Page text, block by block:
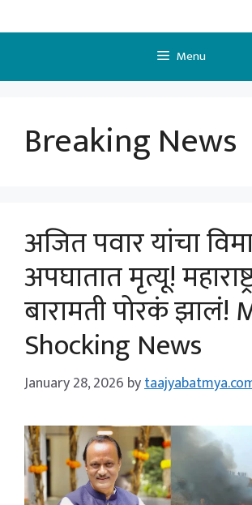
to
Menu
Breaking News
अजित पवार यांचा
अपघातात मृत्यू!
बारामती पोरकं झालं!
Shocking News
January 28, 2026 by